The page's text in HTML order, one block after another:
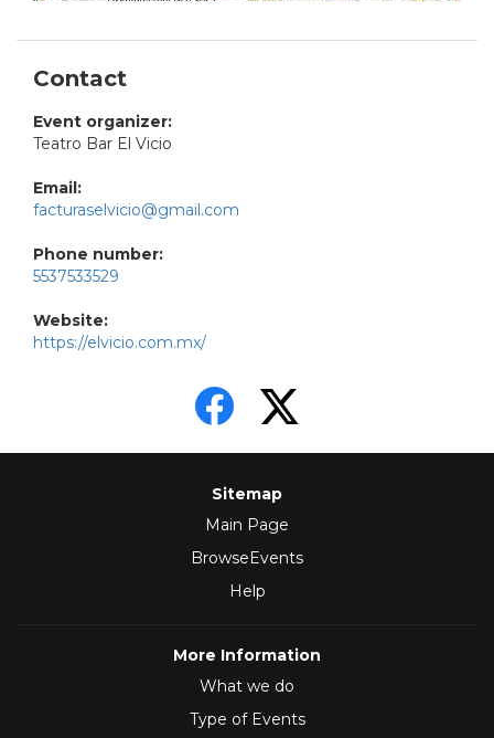
Contact
Event organizer:
Teatro Bar El Vicio
Email:
facturaselvicio@gmail.com
Phone number:
5537533529
Website:
https://elvicio.com.mx/
Sitemap
Main Page
BrowseEvents
Help
More Information
What we do
Type of Events